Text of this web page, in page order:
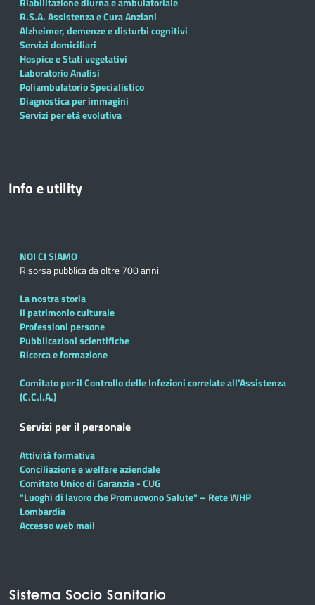
R.S.A. Assistenza e Cura Anziani
Alzheimer, demenze e disturbi cognitivi
Servizi domiciliari
Hospice e Stati vegetativi
Laboratorio Analisi
Poliambulatorio Specialistico
Diagnostica per immagini
Servizi per età evolutiva
Info e utility
NOI CI SIAMO
Risorsa pubblica da oltre 700 anni
La nostra storia
Il patrimonio culturale
Professioni persone
Pubblicazioni scientifiche
Ricerca e formazione
Comitato per il Controllo delle Infezioni correlate all’Assistenza
(C.C.I.A.)
Servizi per il personale
Attività formativa
Conciliazione e welfare aziendale
Comitato Unico di Garanzia - CUG
"Luoghi di lavoro che Promuovono Salute" – Rete WHP
Lombardia
Accesso web mail